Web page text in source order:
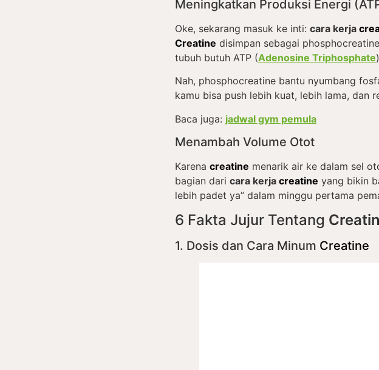
Meningkatkan Produksi Energi
Oke, sekarang masuk ke inti: cara kerja
Creatine disimpan sebagai
tubuh butuh ATP (Adenosine Triphosphate
Nah, phosphocreatine bantu nyumbang
kamu bisa push lebih kuat, lebih lama, dan
Baca juga: jadwal gym pemula
Menambah Volume Otot
Karena creatine menarik air ke dalam sel
bagian dari cara kerja creatine yang bikin
lebih padet ya” dalam minggu pertama
6 Fakta Jujur Tentang
1. Dosis dan Cara Minum Creatine